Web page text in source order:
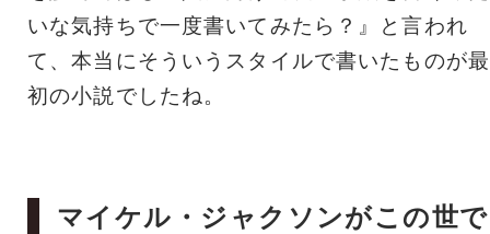
いな気持ちで一度書いてみたら？』と言われ
て、本当にそういうスタイルで書いたものが最
初の小説でしたね。
マイケル・ジャクソンがこの世で